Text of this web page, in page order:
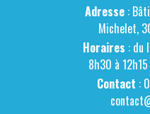
Adresse :
Michelet,
Horaires : du
8h30 à
Contact :